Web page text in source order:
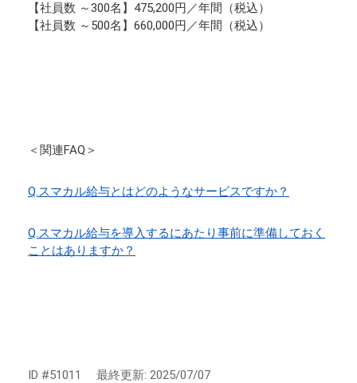
【社員数 ～300名】475,200円／年間（税込）
【社員数 ～500名】660,000円／年間（税込）
＜関連FAQ＞
Q.スマカル給与とはどのようなサービスですか？
Q.スマカル給与を導入するにあたり事前に準備しておく
ことはありますか？
ID #51011 最終更新: 2025/07/07